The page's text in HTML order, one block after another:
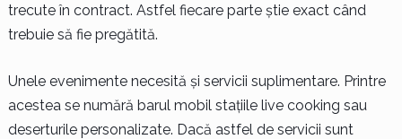
trecute în contract. Astfel fiecare parte știe exact când
trebuie să fie pregătită.
Unele evenimente necesită și servicii suplimentare. Printre
acestea se numără barul mobil stațiile live cooking sau
deserturile personalizate. Dacă astfel de servicii sunt